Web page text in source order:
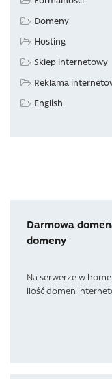
Domeny
Hosting
Sklep internetowy
Reklama
English
Darmowa
domeny
Na serwerze w
ilość domen